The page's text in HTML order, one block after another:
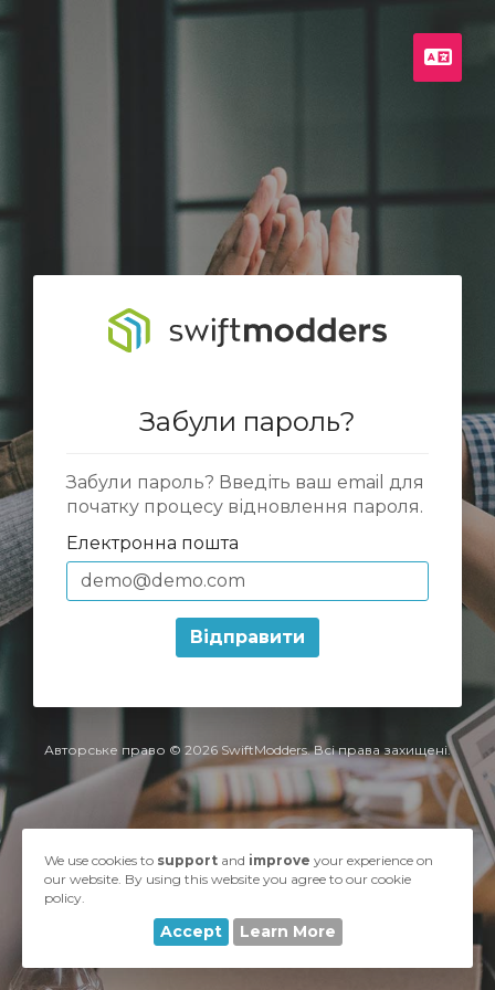
Забули пароль?
Забули пароль? Введіть ваш email для
початку процесу відновлення пароля.
Електронна пошта
Відправити
Авторське право © 2026 SwiftModders. Всі права захищені.
We use cookies to support and improve your experience on
our website. By using this website you agree to our cookie
policy.
Accept Learn More